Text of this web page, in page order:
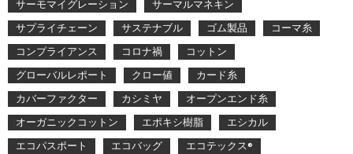
サーモマイグレーション
サーマルマネキン
サプライチェーン
サステナブル ゴム製品
コーマ糸
コンプライアンス
コロナ禍
コットン
グローバルレポート
クロー値
カード糸
カバーファクター
カシミヤ
オープンエンド糸
オーガニックコットン
エポキシ樹脂
エシカル
エコパスポート
エコバッグ
エコテックス®